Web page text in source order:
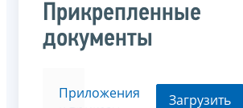
Прикрепленные
документы
Приложения
Загрузить